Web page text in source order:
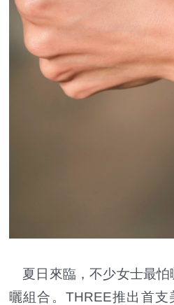
夏日來臨，不少女士最怕
曬組合。THREE推出首支